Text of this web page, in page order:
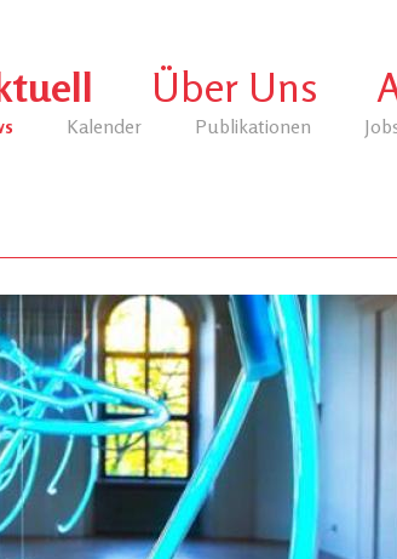
Kalender Publikationen
Über Uns